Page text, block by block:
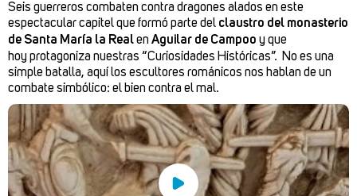
Seis guerreros combaten contra dragones alados en este
espectacular capitel que formó parte del claustro del monasterio
de Santa María la Realen Aguilar de Campoo y que
hoy protagoniza nuestras “Curiosidades Históricas”. No es una
simple batalla, aquí los escultores románicos nos hablan de un
combate simbólico: el bien contra el mal.